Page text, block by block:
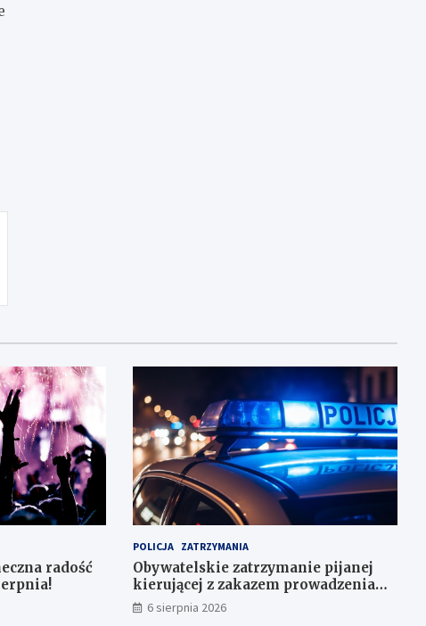
radość
POLICJA ZATRZYMANIA
Obywatelskie zatrzymanie pijanej
kierującej z zakazem prowadzenia
auta6 sierpnia 2026